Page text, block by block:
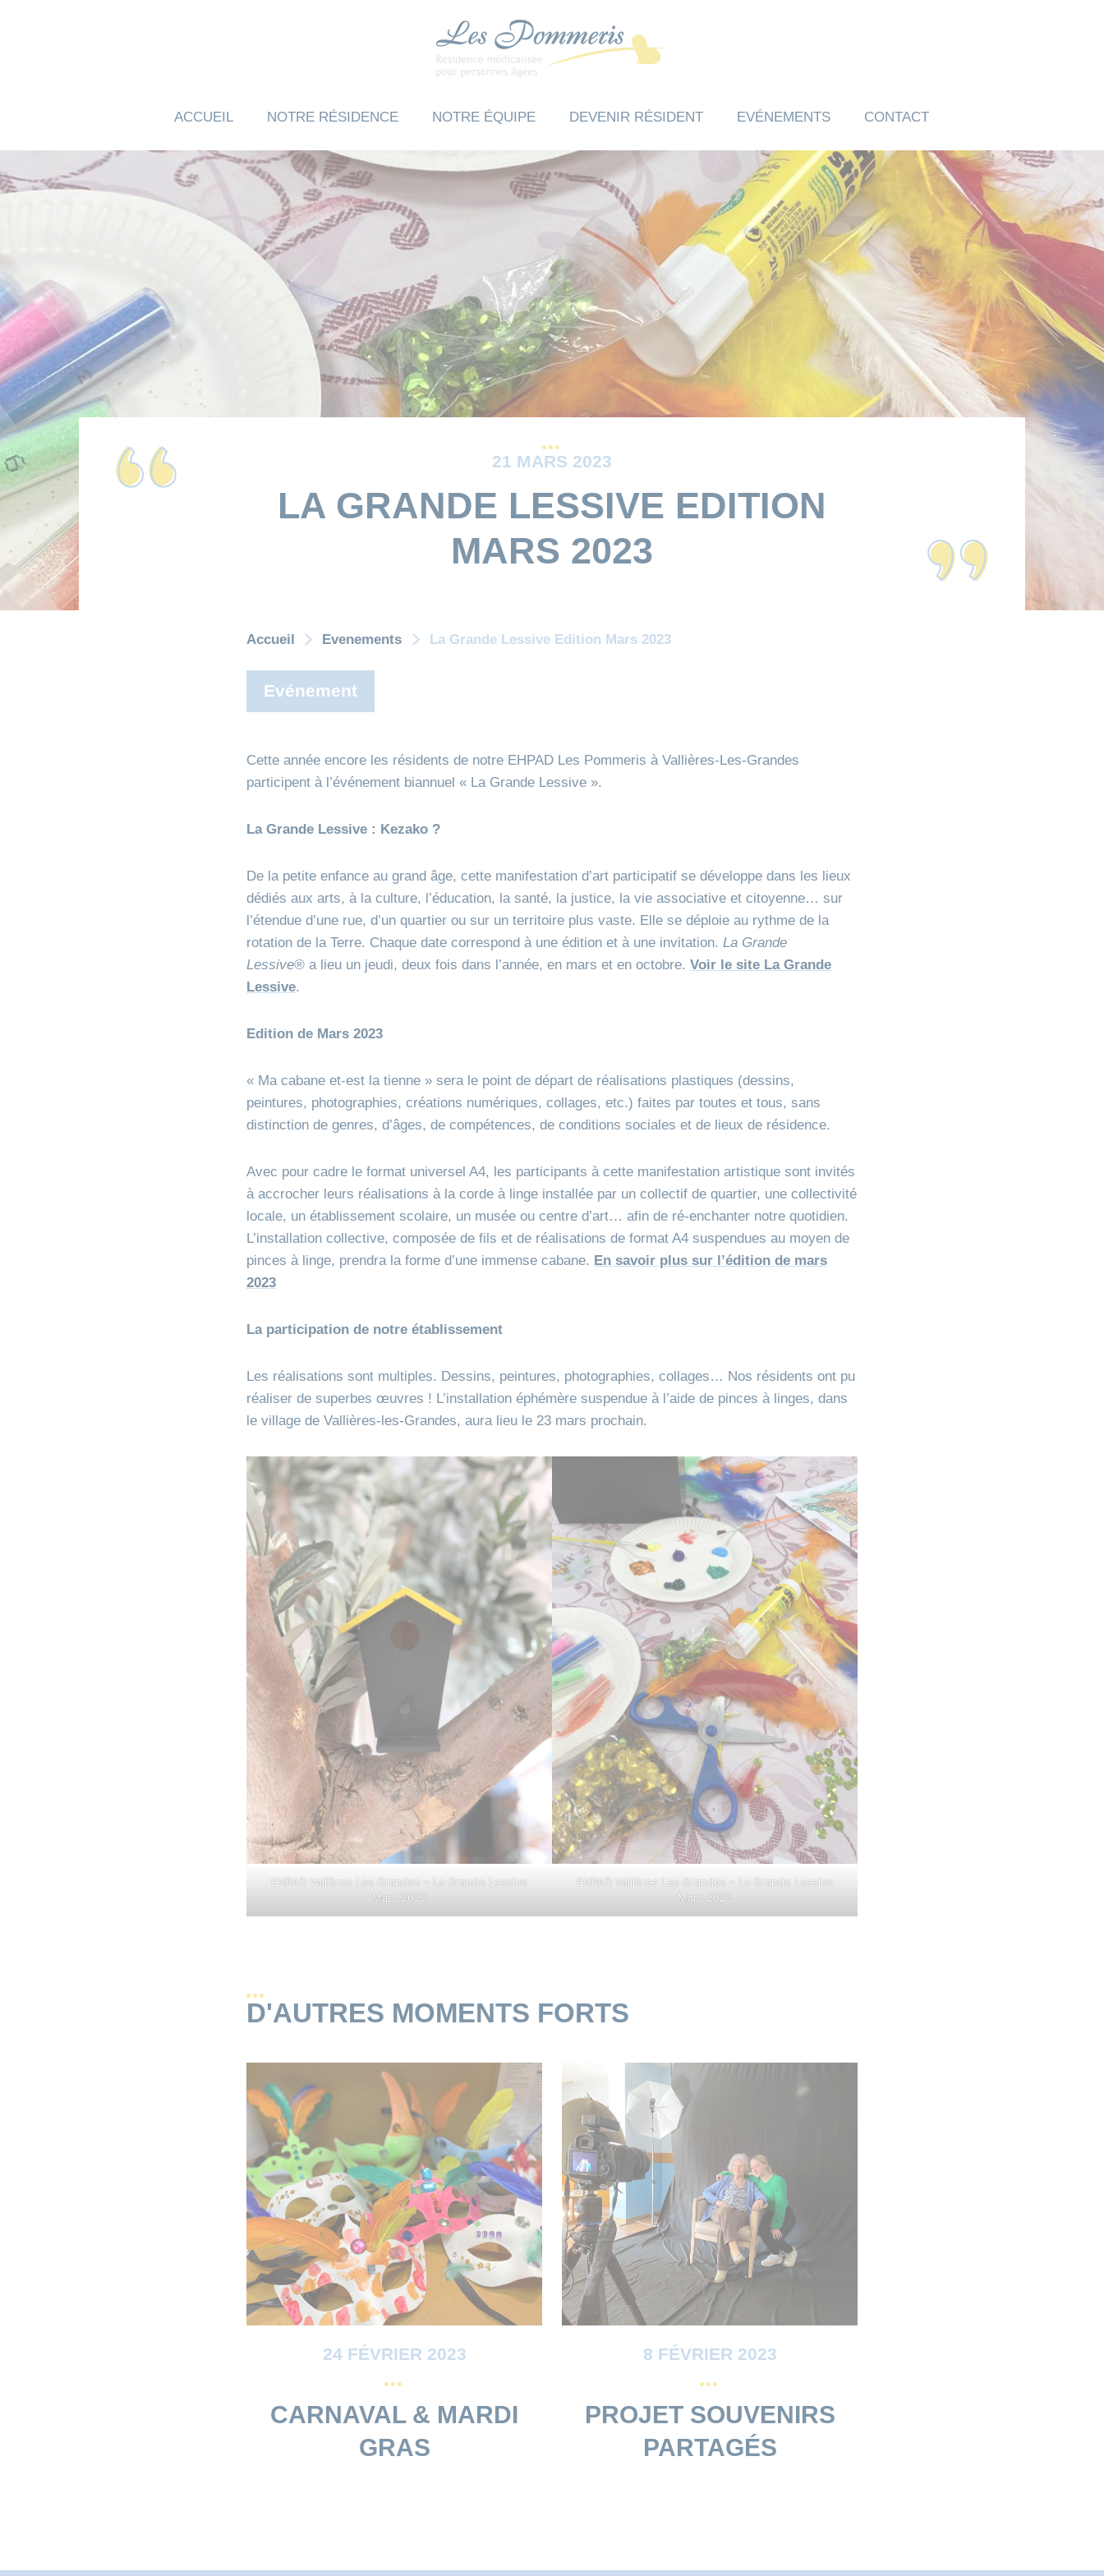
ACCUEIL NOTRE RÉSIDENCE NOTRE ÉQUIPE DEVENIR RÉSIDENT EVÉNEMENTS CONTACT
21 MARS 2023
LA GRANDE LESSIVE EDITION
MARS 2023
Accueil Evenements La Grande Lessive Edition Mars 2023
Evénement
Cette année encore les résidents de notre EHPAD Les Pommeris à Vallières-Les-Grandes
participent à l’événement biannuel « La Grande Lessive ».
La Grande Lessive : Kezako ?
De la petite enfance au grand âge, cette manifestation d’art participatif se développe dans les lieux
dédiés aux arts, à la culture, l’éducation, la santé, la justice, la vie associative et citoyenne… sur
l’étendue d’une rue, d’un quartier ou sur un territoire plus vaste. Elle se déploie au rythme de la
rotation de la Terre. Chaque date correspond à une édition et à une invitation. La Grande
Lessive® a lieu un jeudi, deux fois dans l’année, en mars et en octobre. Voir le site La Grande
Lessive.
Edition de Mars 2023
« Ma cabane et-est la tienne » sera le point de départ de réalisations plastiques (dessins,
peintures, photographies, créations numériques, collages, etc.) faites par toutes et tous, sans
distinction de genres, d’âges, de compétences, de conditions sociales et de lieux de résidence.
Avec pour cadre le format universel A4, les participants à cette manifestation artistique sont invités
à accrocher leurs réalisations à la corde à linge installée par un collectif de quartier, une collectivité
locale, un établissement scolaire, un musée ou centre d’art… afin de ré-enchanter notre quotidien.
L’installation collective, composée de fils et de réalisations de format A4 suspendues au moyen de
pinces à linge, prendra la forme d’une immense cabane. En savoir plus sur l’édition de mars
2023
La participation de notre établissement
Les réalisations sont multiples. Dessins, peintures, photographies, collages… Nos résidents ont pu
réaliser de superbes œuvres ! L’installation éphémère suspendue à l’aide de pinces à linges, dans
le village de Vallières-les-Grandes, aura lieu le 23 mars prochain.
EHPAD Vallières Les Grandes – La Grande Lessive
Mars 2023
EHPAD Vallières Les Grandes – La Grande Lessive
Mars 2023
D'AUTRES MOMENTS FORTS
24 FÉVRIER 2023
CARNAVAL & MARDI
GRAS
8 FÉVRIER 2023
PROJET SOUVENIRS
PARTAGÉS